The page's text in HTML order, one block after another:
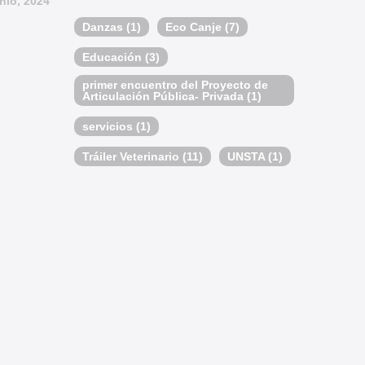
Danzas (1) Eco Canje (7)
Educación (3)
primer encuentro del Proyecto de
Articulación Pública- Privada (1)
servicios (1)
Tráiler Veterinario (11) UNSTA (1)